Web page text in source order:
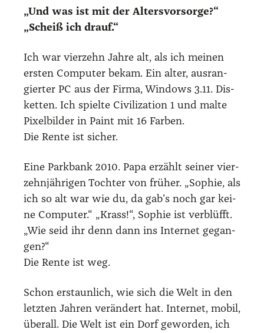
„Und was ist mit der Alters­vor­sor­ge?“
„Scheiß ich drauf.“
Ich war vier­zehn Jah­re alt, als ich mei­nen
ers­ten Com­pu­ter bekam. Ein alter, aus­ran­
gier­ter PC aus der Fir­ma, Win­dows 3.11. Dis­
ket­ten. Ich spiel­te Civi­liza­ti­on 1 und mal­te
Pixel­bil­der in Paint mit 16 Far­ben.
Die Ren­te ist sicher.
Eine Park­bank 2010. Papa erzählt sei­ner vier­
zehn­jäh­ri­gen Toch­ter von frü­her. „Sophie, als
ich so alt war wie du, da gab’s noch gar kei­
ne Com­pu­ter.“ „Krass!“, Sophie ist ver­blüfft.
„Wie seid ihr denn dann ins Inter­net gegan­
gen?“
Die Ren­te ist weg.
Schon erstaun­lich, wie sich die Welt in den
letz­ten Jah­ren ver­än­dert hat. Inter­net, mobil,
über­all. Die Welt ist ein Dorf gewor­den, ich